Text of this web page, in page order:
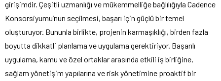
girişimdir. Çeşitli uzmanlığı ve mükemmelliğe bağlılığıyla Cadence
Konsorsiyumu’nun seçilmesi, başarı için güçlü bir temel
oluşturuyor. Bununla birlikte, projenin karmaşıklığı, birden fazla
boyutta dikkatli planlama ve uygulama gerektiriyor. Başarılı
uygulama, kamu ve özel ortaklar arasında etkili iş birliğine,
sağlam yönetişim yapılarına ve risk yönetimine proaktif bir